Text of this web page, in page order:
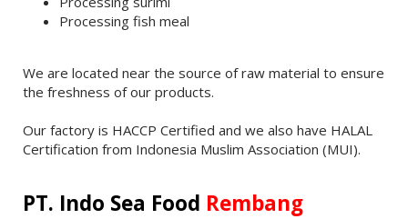
Processing fish meal
We are located near the source of raw material to ensure
the freshness of our products.
Our factory is HACCP Certified and we also have HALAL
Certification from Indonesia Muslim Association (MUI).
PT. Indo Sea Food Rembang